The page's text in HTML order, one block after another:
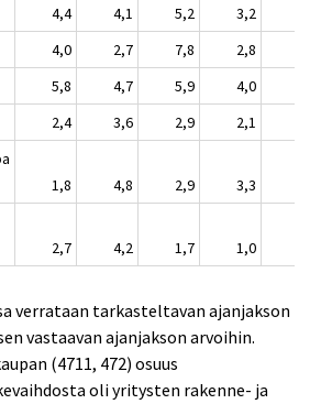
4,4 4,1 5,2
3,2
4,0 2,7 7,8
2,8
5,8 4,7 5,9
4,0
2,4 3,6 2,9
2,1
1,8 4,8 2,9
3,3
2,7 4,2 1,7 1,0
verrataan tarkasteltavan ajanjakson
vastaavan ajanjakson arvoihin.
(4711, 472) osuus
oli yritysten rakenne- ja